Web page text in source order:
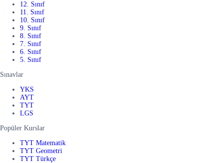
12. Sınıf
11. Sınıf
10. Sınıf
9. Sınıf
8. Sınıf
7. Sınıf
6. Sınıf
5. Sınıf
Sınavlar
YKS
AYT
TYT
LGS
Popüler Kurslar
TYT Matematik
TYT Geometri
TYT Türkçe